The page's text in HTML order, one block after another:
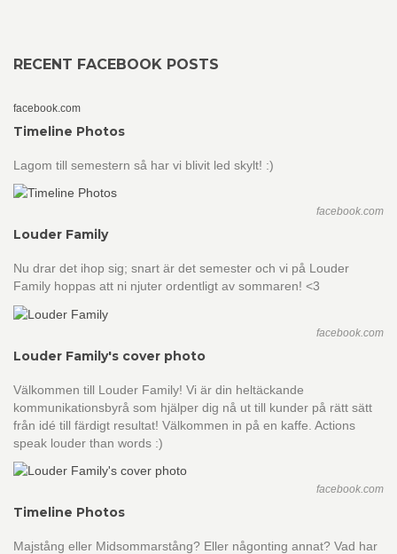
RECENT FACEBOOK POSTS
facebook.com
Timeline Photos
Lagom till semestern så har vi blivit led skylt! :)
facebook.com
Louder Family
Nu drar det ihop sig; snart är det semester och vi på Louder
Family hoppas att ni njuter ordentligt av sommaren! <3
facebook.com
Louder Family's cover photo
Välkommen till Louder Family! Vi är din heltäckande
kommunikationsbyrå som hjälper dig nå ut till kunder på rätt sätt
från idé till färdigt resultat! Välkommen in på en kaffe. Actions
speak louder than words :)
facebook.com
Timeline Photos
Majstång eller Midsommarstång? Eller någonting annat? Vad har